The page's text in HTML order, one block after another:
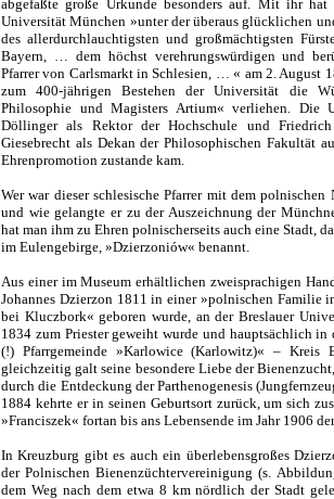
abgefaßte große Urkunde besonders auf. Mit ihr
Universität München »unter der überaus glücklichen
des allerdurchlauchtigsten und großmächtigsten
Bayern, … dem höchst verehrungswürdigen und
Pfarrer von Carlsmarkt in Schlesien, … « am 2. August
zum 400-jährigen Bestehen der Universität die
Philosophie und Magisters Artium« verliehen. Die
Döllinger als Rektor der Hochschule und
Giesebrecht als Dekan der Philosophischen Fakultät
Ehrenpromotion zustande kam.
Wer war dieser schlesische Pfarrer mit dem polnischen
und wie gelangte er zu der Auszeichnung der
hat man ihm zu Ehren polnischerseits auch eine Stadt,
im Eulengebirge, »Dzierzoniów« benannt.
Aus einer im Museum erhältlichen zweisprachigen
Johannes Dzierzon 1811 in einer »polnischen Familie
bei Kluczbork« geboren wurde, an der Breslauer
1834 zum Priester geweiht wurde und hauptsächlich in
(!) Pfarrgemeinde »Karlowice (Karlowitz)« – Kreis
gleichzeitig galt seine besondere Liebe der
durch die Entdeckung der Parthenogenesis
1884 kehrte er in seinen Geburtsort zurück, um sich
»Franciszek« fortan bis ans Lebensende im Jahr 1906
In Kreuzburg gibt es auch ein überlebensgroßes
der Polnischen Bienenzüchtervereinigung (s.
dem Weg nach dem etwa 8 km nördlich der Stadt